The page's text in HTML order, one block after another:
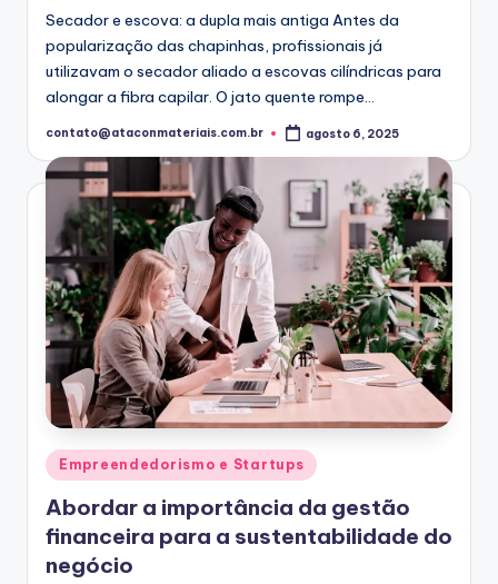
Secador e escova: a dupla mais antiga Antes da
popularização das chapinhas, profissionais já
utilizavam o secador aliado a escovas cilíndricas para
alongar a fibra capilar. O jato quente rompe…
Posted
contato@ataconmateriais.com.br agosto 6, 2025
Posted
in
Empreendedorismo e Startups
Abordar a importância da gestão
financeira para a sustentabilidade do
negócio